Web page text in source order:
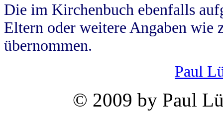
Die im Kirchenbuch ebenfalls
Eltern oder weitere Angaben wie
übernommen.
Paul
© 2009 by Paul